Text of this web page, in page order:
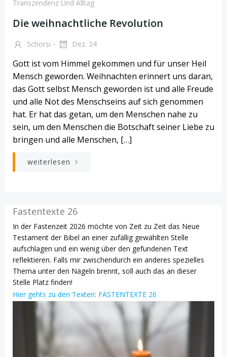
Transzendenz Und Alltag
Die weihnachtliche Revolution
Schorsi - Dez. 24
Gott ist vom Himmel gekommen und für unser Heil
Mensch geworden. Weihnachten erinnert uns daran,
das Gott selbst Mensch geworden ist und alle Freude
und alle Not des Menschseins auf sich genommen
hat. Er hat das getan, um den Menschen nahe zu
sein, um den Menschen die Botschaft seiner Liebe zu
bringen und alle Menschen, […]
weiterlesen
Fastentexte 26
In der Fastenzeit 2026 möchte von Zeit zu Zeit das Neue
Testament der Bibel an einer zufällig gewählten Stelle
aufschlagen und ein wenig über den gefundenen Text
reflektieren. Falls mir zwischendurch ein anderes spezielles
Thema unter den Nägeln brennt, soll auch das an dieser
Stelle Platz finden!
Hier gehts zu den Texten: FASTENTEXTE 26